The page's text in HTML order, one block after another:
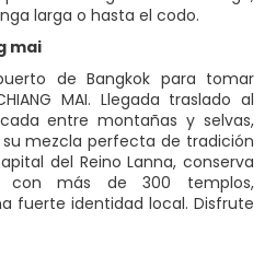
larga o hasta el codo.
mai
de Bangkok para tomar
MAI. Llegada traslado al
entre montañas y selvas,
mezcla perfecta de tradición
del Reino Lanna, conserva
con más de 300 templos,
fuerte identidad local. Disfrute